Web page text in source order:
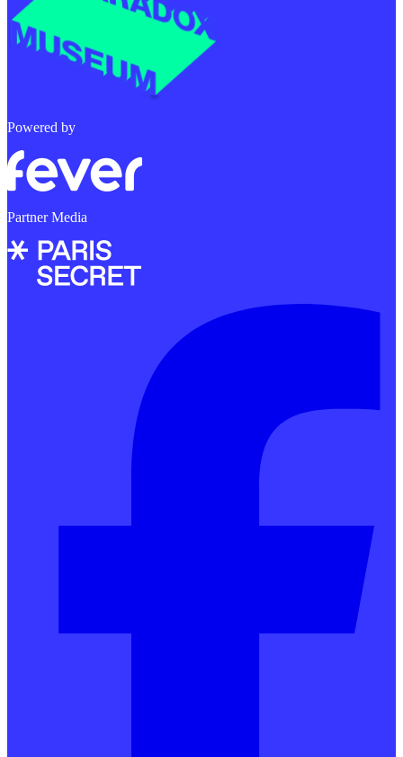
Powered by
Partner Media